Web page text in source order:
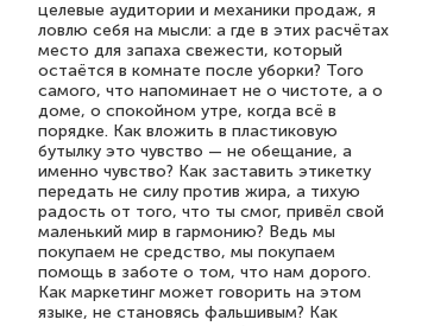
целевые аудитории и механики продаж, я
ловлю себя на мысли: а где в этих расчётах
место для запаха свежести, который
остаётся в комнате после уборки? Того
самого, что напоминает не о чистоте, а о
доме, о спокойном утре, когда всё в
порядке. Как вложить в пластиковую
бутылку это чувство — не обещание, а
именно чувство? Как заставить этикетку
передать не силу против жира, а тихую
радость от того, что ты смог, привёл свой
маленький мир в гармонию? Ведь мы
покупаем не средство, мы покупаем
помощь в заботе о том, что нам дорого.
Как маркетинг может говорить на этом
языке, не становясь фальшивым? Как